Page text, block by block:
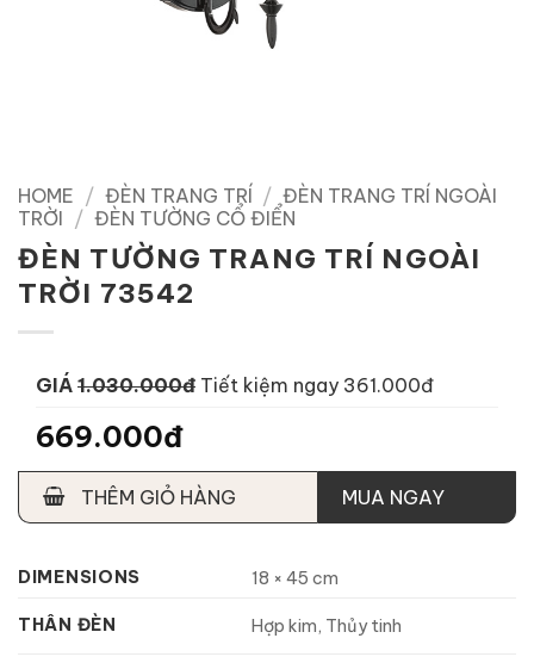
HOME / ĐÈN TRANG TRÍ / ĐÈN TRANG TRÍ NGOÀI
TRỜI / ĐÈN TƯỜNG CỔ ĐIỂN
ĐÈN TƯỜNG TRANG TRÍ NGOÀI
TRỜI 73542
GIÁ 1.030.000đ Tiết kiệm ngay 361.000đ
669.000đ
THÊM GIỎ HÀNG MUA NGAY
DIMENSIONS 18 × 45 cm
THÂN ĐÈN Hợp kim, Thủy tinh